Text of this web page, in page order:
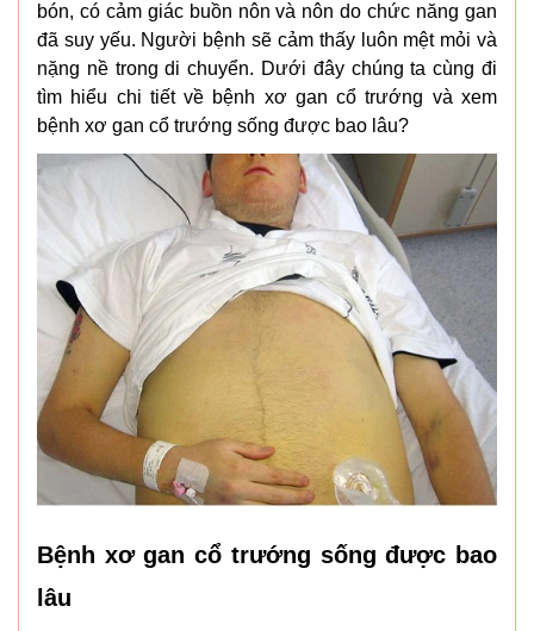
bón, có cảm giác buồn nôn và nôn do chức năng gan
đã suy yếu. Người bệnh sẽ cảm thấy luôn mệt mỏi và
nặng nề trong di chuyển. Dưới đây chúng ta cùng đi
tìm hiểu chi tiết về bệnh xơ gan cổ trướng và xem
bệnh xơ gan cổ trướng sống được bao lâu?
Bệnh xơ gan cổ trướng sống được bao
lâu